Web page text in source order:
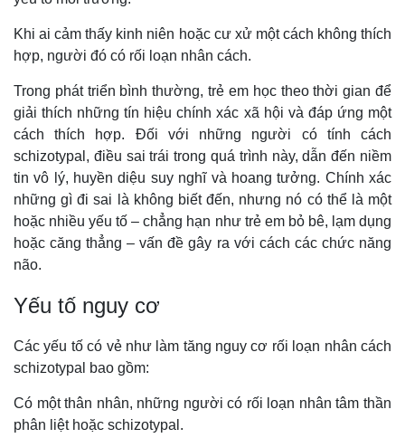
Khi ai cảm thấy kinh niên hoặc cư xử một cách không thích
hợp, người đó có rối loạn nhân cách.
Trong phát triển bình thường, trẻ em học theo thời gian để
giải thích những tín hiệu chính xác xã hội và đáp ứng một
cách thích hợp. Đối với những người có tính cách
schizotypal, điều sai trái trong quá trình này, dẫn đến niềm
tin vô lý, huyền diệu suy nghĩ và hoang tưởng. Chính xác
những gì đi sai là không biết đến, nhưng nó có thể là một
hoặc nhiều yếu tố – chẳng hạn như trẻ em bỏ bê, lạm dụng
hoặc căng thẳng – vấn đề gây ra với cách các chức năng
não.
Yếu tố nguy cơ
Các yếu tố có vẻ như làm tăng nguy cơ rối loạn nhân cách
schizotypal bao gồm:
Có một thân nhân, những người có rối loạn nhân tâm thần
phân liệt hoặc schizotypal.